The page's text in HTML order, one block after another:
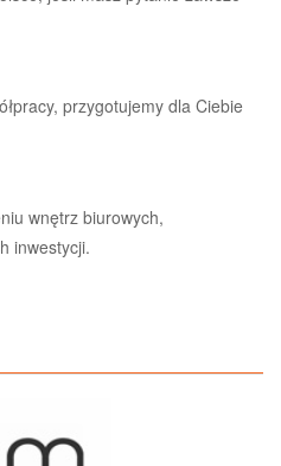
przygotujemy dla Ciebie
wnętrz biurowych,
inwestycji.